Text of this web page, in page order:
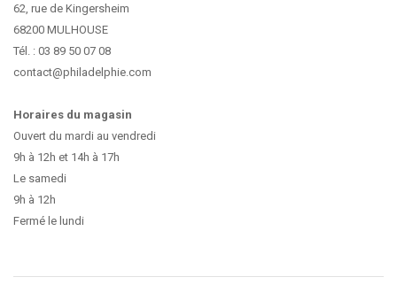
62, rue de Kingersheim
68200 MULHOUSE
Tél. : 03 89 50 07 08
contact@philadelphie.com
Horaires du magasin
Ouvert du mardi au vendredi
9h à 12h et 14h à 17h
Le samedi
9h à 12h
Fermé le lundi